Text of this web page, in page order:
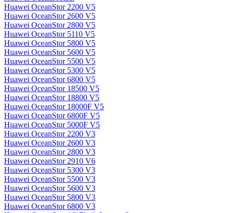
Huawei OceanStor 2200 V5
Huawei OceanStor 2600 V5
Huawei OceanStor 2800 V5
Huawei OceanStor 5110 V5
Huawei OceanStor 5800 V5
Huawei OceanStor 5600 V5
Huawei OceanStor 5500 V5
Huawei OceanStor 5300 V5
Huawei OceanStor 6800 V5
Huawei OceanStor 18500 V5
Huawei OceanStor 18800 V5
Huawei OceanStor 18000F V5
Huawei OceanStor 6800F V5
Huawei OceanStor 5000F V5
Huawei OceanStor 2200 V3
Huawei OceanStor 2600 V3
Huawei OceanStor 2800 V3
Huawei OceanStor 2910 V6
Huawei OceanStor 5300 V3
Huawei OceanStor 5500 V3
Huawei OceanStor 5600 V3
Huawei OceanStor 5800 V3
Huawei OceanStor 6800 V3